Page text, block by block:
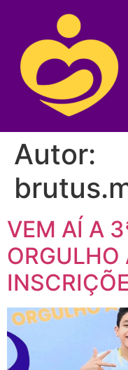
Autor:
VEM AÍ A
ORGULHO